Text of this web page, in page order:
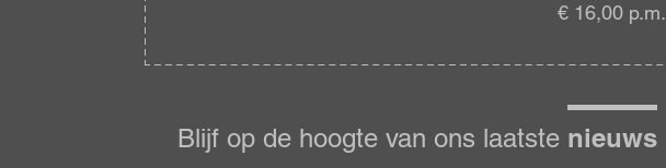
€ 16,00 p.m.
de
hoogte
Blijf op de hoogte van ons laatste nieuws